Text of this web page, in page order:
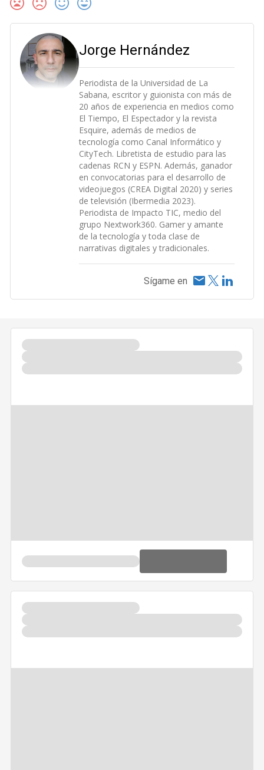
Jorge Hernández
Periodista de la Universidad de La
Sabana, escritor y guionista con más de
20 años de experiencia en medios como
El Tiempo, El Espectador y la revista
Esquire, además de medios de
tecnología como Canal Informático y
CityTech. Libretista de estudio para las
cadenas RCN y ESPN. Además, ganador
en convocatorias para el desarrollo de
videojuegos (CREA Digital 2020) y series
de televisión (Ibermedia 2023).
Periodista de Impacto TIC, medio del
grupo Nextwork360. Gamer y amante
de la tecnología y toda clase de
narrativas digitales y tradicionales.
Sígame en